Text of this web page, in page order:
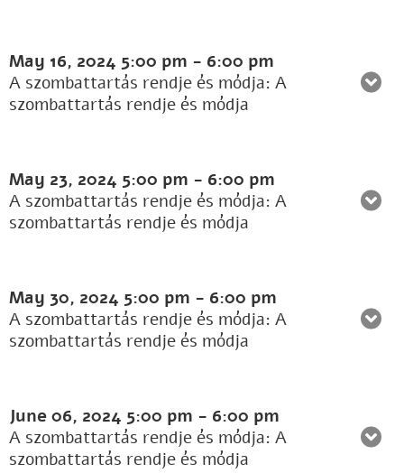
May 16, 2024 5:00 pm - 6:00 pm
A szombattartás rendje és módja: A
szombattartás rendje és módja
May 23, 2024 5:00 pm - 6:00 pm
A szombattartás rendje és módja: A
szombattartás rendje és módja
May 30, 2024 5:00 pm - 6:00 pm
A szombattartás rendje és módja: A
szombattartás rendje és módja
June 06, 2024 5:00 pm - 6:00 pm
A szombattartás rendje és módja: A
szombattartás rendje és módja